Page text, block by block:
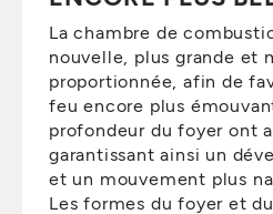
La chambre de
nouvelle, plus grande et
proportionnée, afin de
feu encore plus
profondeur du foyer ont
garantissant ainsi un
et un mouvement plus
Les formes du foyer et